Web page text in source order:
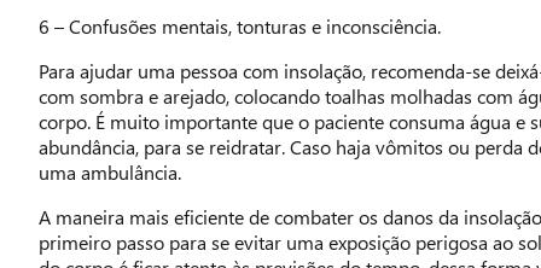
6 – Confusões mentais, tonturas e inconsciência.
Para ajudar uma pessoa com insolação, recomenda-se
com sombra e arejado, colocando toalhas molhadas com
corpo. É muito importante que o paciente consuma água e
abundância, para se reidratar. Caso haja vômitos ou perda
uma ambulância.
A maneira mais eficiente de combater os danos da
primeiro passo para se evitar uma exposição perigosa ao